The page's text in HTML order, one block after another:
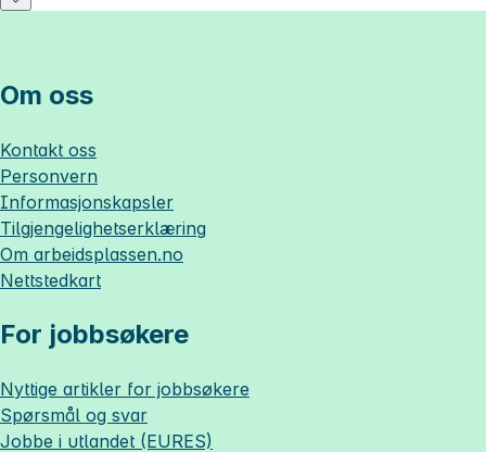
Om oss
Kontakt oss
Personvern
Informasjonskapsler
Tilgjengelighetserklæring
Om arbeidsplassen.no
Nettstedkart
For jobbsøkere
Nyttige artikler for jobbsøkere
Spørsmål og svar
Jobbe i utlandet (EURES)